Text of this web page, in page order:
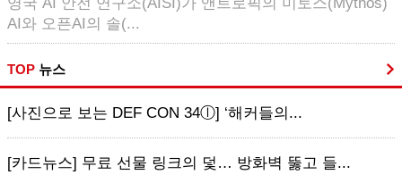
AI와 오픈AI의 솔(...
TOP 뉴스
[사진으로 보는 DEF CON 34ⓛ] ‘해커들의...
[카드뉴스] 무료 선물 링크의 덫… 방화벽 뚫고 들...